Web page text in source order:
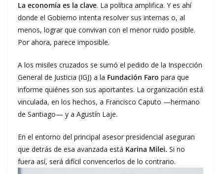
La economía es la clave. La política amplifica. Y es ahí
donde el Gobierno intenta resolver sus internas o, al
menos, lograr que convivan con el menor ruido posible.
Por ahora, parece imposible.
A los misiles cruzados se sumó el pedido de la Inspección
General de Justicia (IGJ) a la Fundación Faro para que
informe quiénes son sus aportantes. La organización está
vinculada, en los hechos, a Francisco Caputo —hermano
de Santiago— y a Agustín Laje.
En el entorno del principal asesor presidencial aseguran
que detrás de esa avanzada está Karina Milei. Si no
fuera así, será difícil convencerlos de lo contrario.